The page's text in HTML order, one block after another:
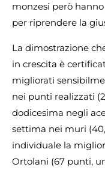
monzesi però
per riprendere la
La dimostrazione
in crescita è
migliorati
nei punti realizzati
dodicesima negli
settima nei muri
individuale la
Ortolani (67 punti,